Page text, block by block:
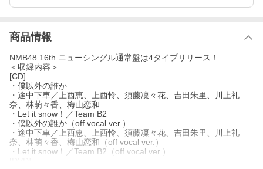
商品情報
NMB48 16th ニューシングル通常盤は4タイプリリース！
＜収録内容＞
[CD]
・僕以外の誰か
・途中下車／上西恵、上西怜、須藤凜々花、吉田朱里、川上礼
奈、林萌々香、梅山恋和
・Let it snow！／Team B2
・僕以外の誰か（off vocal ver.）
・途中下車／上西恵、上西怜、須藤凜々花、吉田朱里、川上礼
奈、林萌々香、梅山恋和（off vocal ver.）
・Let it snow！／Team B2（off vocal ver.）